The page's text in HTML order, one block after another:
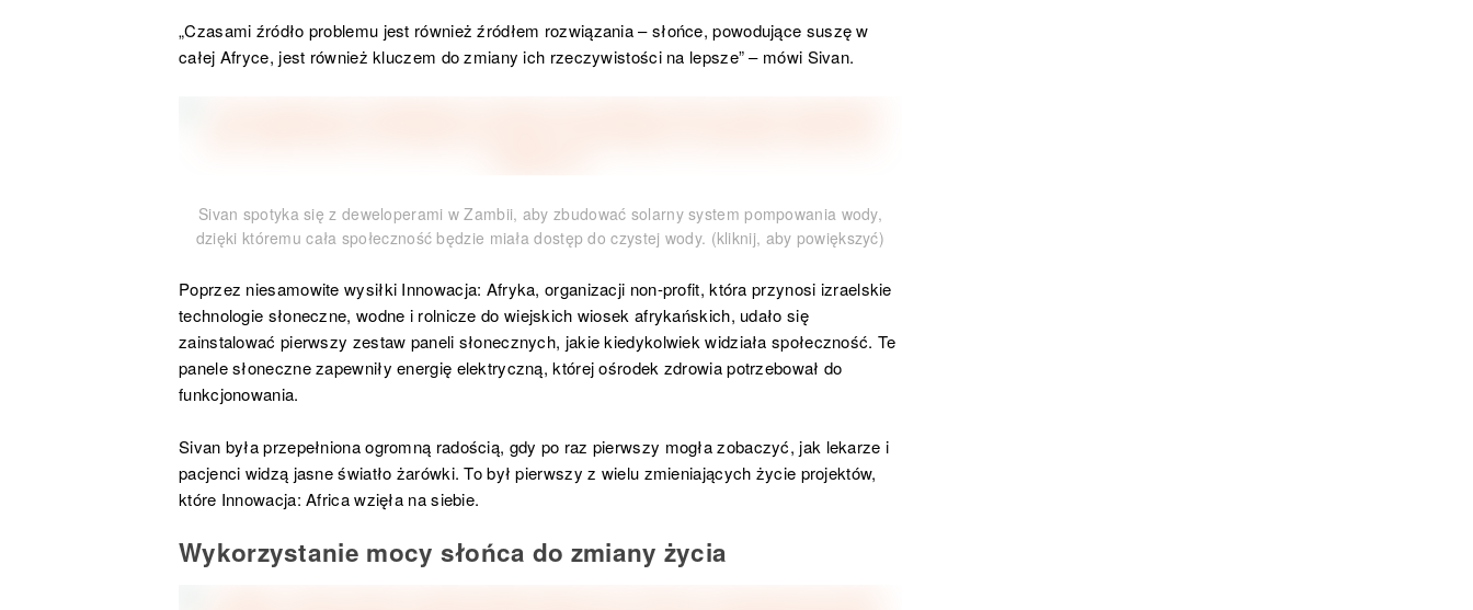
„Czasami źródło problemu jest również źródłem rozwiązania – słońce, powodujące suszę w
całej Afryce, jest również kluczem do zmiany ich rzeczywistości na lepsze” – mówi Sivan.
Sivan spotyka się z deweloperami w Zambii, aby zbudować solarny system pompowania wody,
dzięki któremu cała społeczność będzie miała dostęp do czystej wody. (kliknij, aby powiększyć)
Poprzez niesamowite wysiłki Innowacja: Afryka, organizacji non-profit, która przynosi izraelskie
technologie słoneczne, wodne i rolnicze do wiejskich wiosek afrykańskich, udało się
zainstalować pierwszy zestaw paneli słonecznych, jakie kiedykolwiek widziała społeczność. Te
panele słoneczne zapewniły energię elektryczną, której ośrodek zdrowia potrzebował do
funkcjonowania.
Sivan była przepełniona ogromną radością, gdy po raz pierwszy mogła zobaczyć, jak lekarze i
pacjenci widzą jasne światło żarówki. To był pierwszy z wielu zmieniających życie projektów,
które Innowacja: Africa wzięła na siebie.
Wykorzystanie mocy słońca do zmiany życia